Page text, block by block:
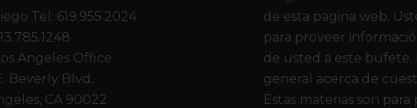
Tel: 619.955.2024
Angeles Office
Beverly Blvd.
CA 90022
de esta pagina web.
para proveer
de usted a este bufete.
general acerca de
Estas materias son